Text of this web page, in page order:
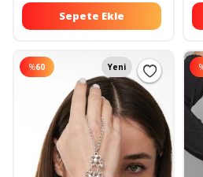
Sepete Ekle
%60 Yeni